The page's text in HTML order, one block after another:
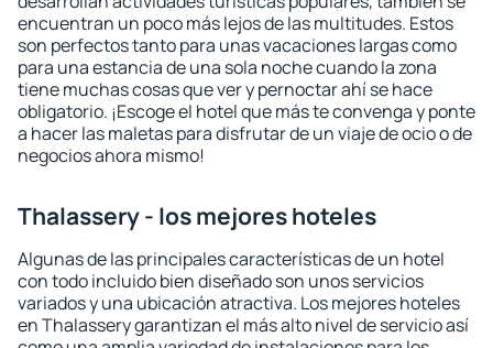
encuentran un poco más lejos de las multitudes. Estos
son perfectos tanto para unas vacaciones largas como
para una estancia de una sola noche cuando la zona
tiene muchas cosas que ver y pernoctar ahí se hace
obligatorio. ¡Escoge el hotel que más te convenga y ponte
a hacer las maletas para disfrutar de un viaje de ocio o de
negocios ahora mismo!
Thalassery - los mejores hoteles
Algunas de las principales características de un hotel
con todo incluido bien diseñado son unos servicios
variados y una ubicación atractiva. Los mejores hoteles
en Thalassery garantizan el más alto nivel de servicio así